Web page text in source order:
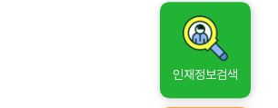
인재정보검색